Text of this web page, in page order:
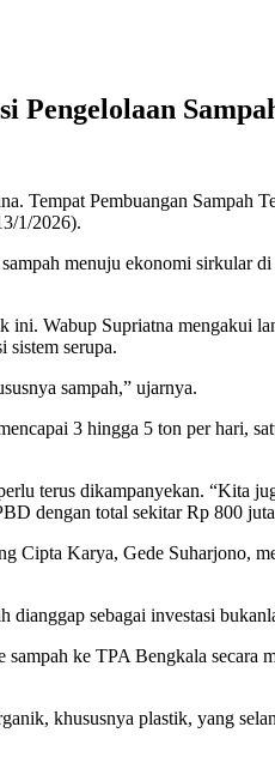
Pengelolaan
Tempat Pembuangan Sampah
1/2026).
menuju ekonomi sirkular
ini. Wabup Supriatna mengakui
sistem serupa.
sampah,” ujarnya.
3 hingga 5 ton per hari,
terus dikampanyekan. “Kita
dengan total sekitar Rp 800
Cipta Karya, Gede Suharjono,
sebagai investasi
ke TPA Bengkala secara
khususnya plastik, yang